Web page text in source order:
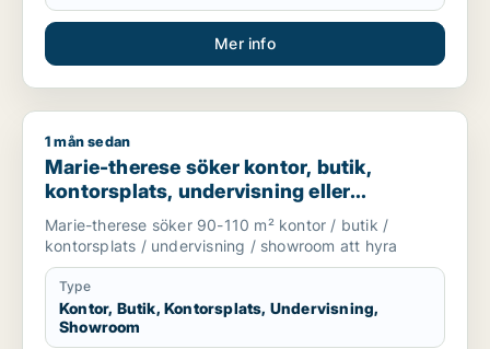
Mer info
Marie-therese söker kontor, butik, kontorsplats,
1 mån sedan
Marie-therese söker kontor, butik,
kontorsplats, undervisning eller
showroom för uthyrning i Upplands
Väsby, Järfälla eller Upplands-Bro m.fl.
Marie-therese söker 90-110 m² kontor / butik /
kontorsplats / undervisning / showroom att hyra
Type
Kontor, Butik, Kontorsplats, Undervisning,
Showroom